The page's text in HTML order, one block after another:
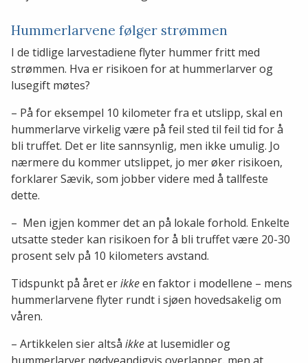
Hummerlarvene følger strømmen
I de tidlige larvestadiene flyter hummer fritt med
strømmen. Hva er risikoen for at hummerlarver og
lusegift møtes?
– På for eksempel 10 kilometer fra et utslipp, skal en
hummerlarve virkelig være på feil sted til feil tid for å
bli truffet. Det er lite sannsynlig, men ikke umulig. Jo
nærmere du kommer utslippet, jo mer øker risikoen,
forklarer Sævik, som jobber videre med å tallfeste
dette.
– Men igjen kommer det an på lokale forhold. Enkelte
utsatte steder kan risikoen for å bli truffet være 20-30
prosent selv på 10 kilometers avstand.
Tidspunkt på året erikkeen faktor i modellene – mens
hummerlarvene flyter rundt i sjøen hovedsakelig om
våren.
– Artikkelen sier altså ikkeat lusemidler og